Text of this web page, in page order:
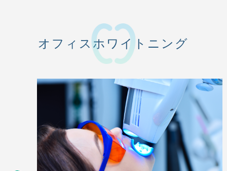
オフィスホワイトニング